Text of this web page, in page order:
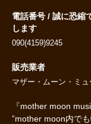
電話番号 / 誠に恐縮
します
090(4159)9245
販売業者
マザー・ムーン・ミュ
『mother moon
”mother moon内で